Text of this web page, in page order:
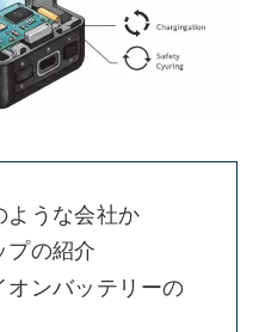
ような会社か
プの紹介
オンバッテリーの